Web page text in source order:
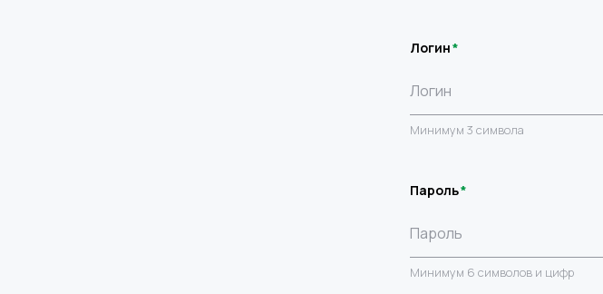
Логин
Минимум 3 символа
Пароль
Минимум 6 символов и цифр